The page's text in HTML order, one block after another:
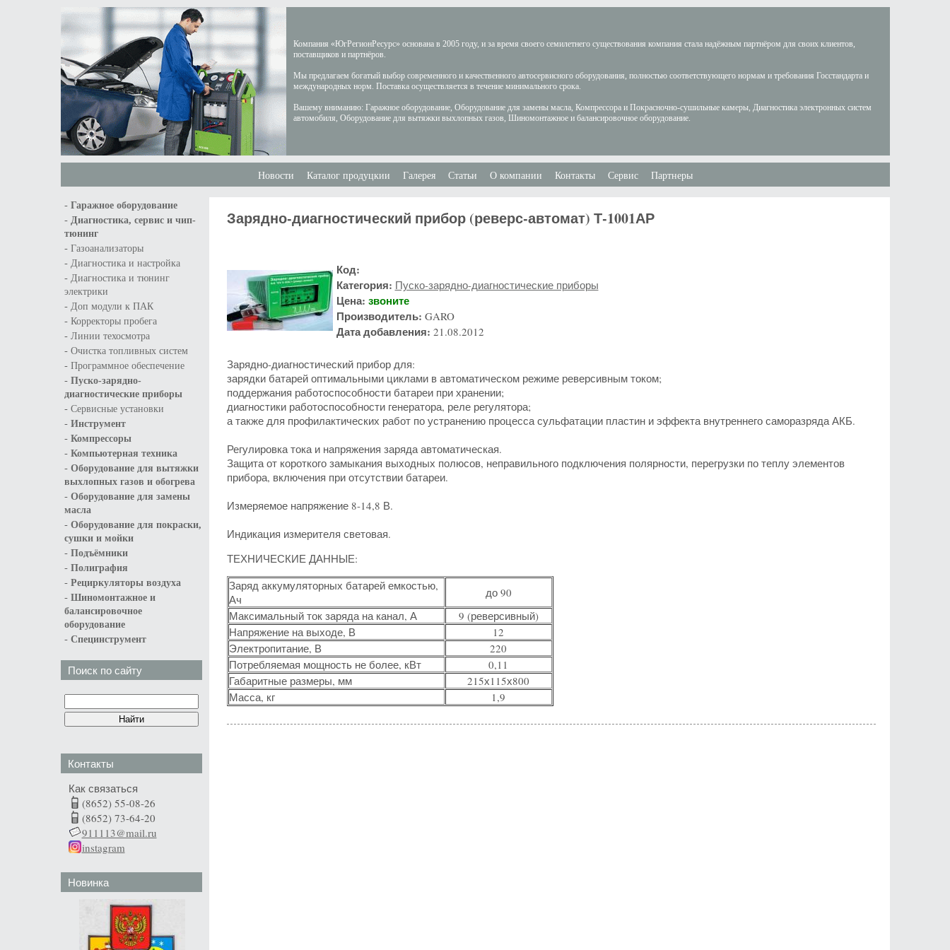
Компания «ЮгРегионРесурс» основана в 2005 году, и за время своего семилетнего существования компания стала надёжным партнёром для своих клиентов,
поставщиков и партнёров.
Мы предлагаем богатый выбор современного и качественного автосервисного оборудования, полностью соответствующего нормам и требования Госстандарта и
международных норм. Поставка осуществляется в течение минимального срока.
Вашему вниманию: Гаражное оборудование, Оборудование для замены масла, Компрессора и Покрасночно-сушильные камеры, Диагностика электронных систем
автомобиля, Оборудование для вытяжки выхлопных газов, Шиномонтажное и балансировочное оборудование.
Новости Каталог продуцкии Галерея Статьи О компании Контакты Сервис Партнеры
- Гаражное оборудование
- Диагностика, сервис и чип-
тюнинг
- Газоанализаторы
- Диагностика и настройка
- Диагностика и тюнинг
электрики
- Доп модули к ПАК
- Корректоры пробега
- Линии техосмотра
- Очистка топливных систем
- Программное обеспечение
- Пуско-зарядно-
диагностические приборы
- Сервисные установки
- Инструмент
- Компрессоры
- Компьютерная техника
- Оборудование для вытяжки
выхлопных газов и обогрева
- Оборудование для замены
масла
- Оборудование для покраски,
сушки и мойки
- Подъёмники
- Полиграфия
- Рециркуляторы воздуха
- Шиномонтажное и
балансировочное
оборудование
- Специнструмент
Поиск по сайту
Контакты
Как связаться
(8652) 55-08-26
(8652) 73-64-20
911113@mail.ru
instagram
Новинка
Зарядно-диагностический прибор (реверс-автомат) Т-1001АР
Код:
Категория: Пуско-зарядно-диагностические приборы
Цена: звоните
Производитель: GARO
Дата добавления: 21.08.2012
Зарядно-диагностический прибор для:
зарядки батарей оптимальными циклами в автоматическом режиме реверсивным током;
поддержания работоспособности батареи при хранении;
диагностики работоспособности генератора, реле регулятора;
а также для профилактических работ по устранению процесса сульфатации пластин и эффекта внутреннего саморазряда АКБ.
Регулировка тока и напряжения заряда автоматическая.
Защита от короткого замыкания выходных полюсов, неправильного подключения полярности, перегрузки по теплу элементов
прибора, включения при отсутствии батареи.
Измеряемое напряжение 8-14,8 В.
Индикация измерителя световая.
ТЕХНИЧЕСКИЕ ДАННЫЕ:
Заряд аккумуляторных батарей емкостью,
Ач
до 90
Максимальный ток заряда на канал, А
9 (реверсивный)
Напряжение на выходе, В
12
Электропитание, В
220
Потребляемая мощность не более, кВт
0,11
Габаритные размеры, мм
215х115х800
Масса, кг
1,9